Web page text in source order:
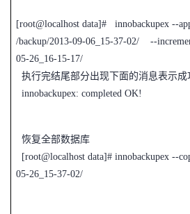
[root@localhost data]# innobackupex --
/backup/2013-09-06_15-37-02/ --
05-26_16-15-17/
执行完结尾部分出现下面的消息表示成
innobackupex: completed OK!
恢复全部数据库
[root@localhost data]# innobackupex --
05-26_15-37-02/